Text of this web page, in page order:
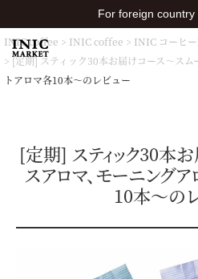
For foreign
INIC coffee INIC coffee
INIC コーヒ
[定期] スティック30本お届けコース～スム
トアロマ各10本～のレビュー
[定期] スティック30本
スアロマ、モーニングア
10本～の